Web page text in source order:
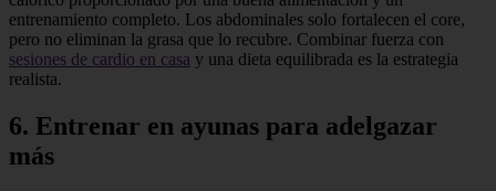
entrenamiento completo. Los abdominales solo fortalecen el core,
pero no eliminan la grasa que lo recubre. Combinar fuerza con
sesiones de cardio en casa y una dieta equilibrada es la estrategia
realista.
6. Entrenar en ayunas para adelgazar
más